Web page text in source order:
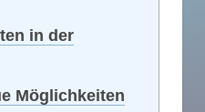
in der
Möglichkeiten